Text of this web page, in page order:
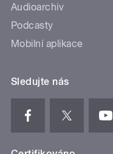
Audioarchiv
Podcasty
Mobilní aplikace
Sledujte nás